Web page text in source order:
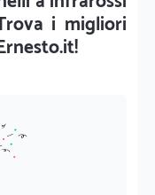
i migliori